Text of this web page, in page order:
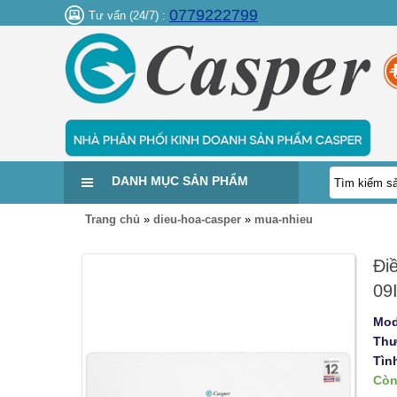
Tư vấn (24/7) : 0779222799
DANH MỤC SẢN PHẨM
Trang chủ » dieu-hoa-casper » mua-nhieu